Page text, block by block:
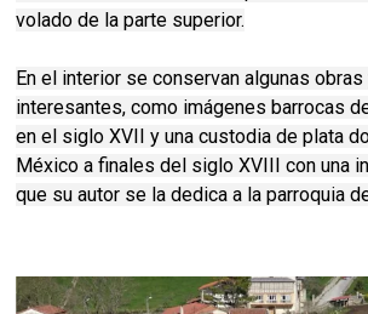
volado de la parte superior.
En el interior se conservan algunas
interesantes, como imágenes barrocas
en el siglo XVII y una custodia de plata
México a finales del siglo XVIII con una
que su autor se la dedica a la parroquia